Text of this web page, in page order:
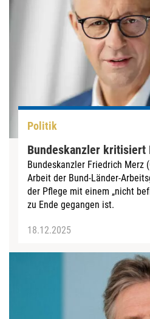
Politik
Bundeskanzler kritisiert
Bundeskanzler Friedrich Merz
Arbeit der Bund-Länder-
der Pflege mit einem „nicht
zu Ende gegangen ist.
18.12.2025